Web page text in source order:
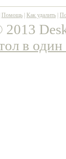
Помощь Как удалить
2013
в